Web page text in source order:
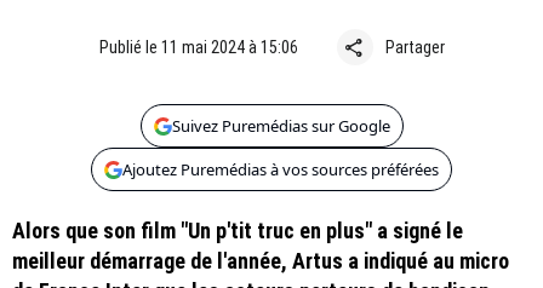
Publié le 11 mai 2024 à 15:06 share Partager
Suivez Puremédias sur Google
Ajoutez Puremédias à vos sources préférées
Alors que son film "Un p'tit truc en plus" a signé le
meilleur démarrage de l'année, Artus a indiqué au micro